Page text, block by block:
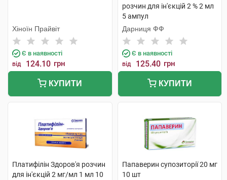
Хіноїн Прайвіт
Є в наявності
від 124.10 грн
КУПИТИ
розчин для ін'єкцій 2 % 2 мл
5 ампул
Дарниця ФФ
Є в наявності
від 125.40 грн
КУПИТИ
Платифілін Здоров'я розчин
для ін'єкцій 2 мг/мл 1 мл 10
Папаверин супозиторії 20 мг
10 шт